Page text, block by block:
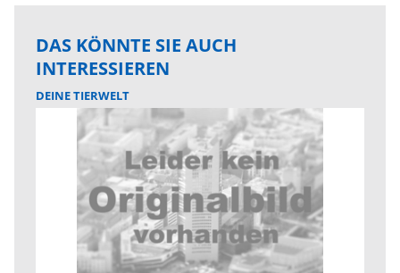
DAS KÖNNTE SIE AUCH
INTERESSIEREN
DEINE TIERWELT